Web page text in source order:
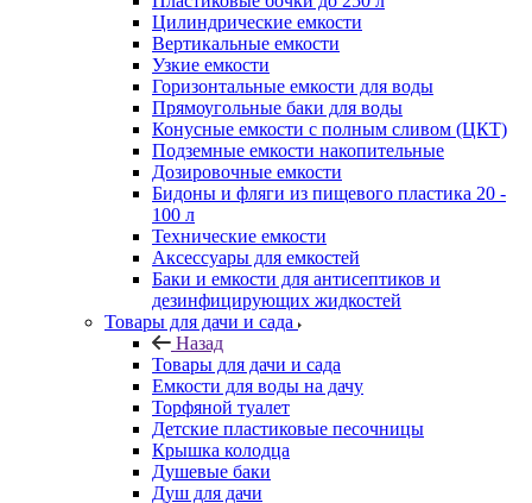
Цилиндрические емкости
Вертикальные емкости
Узкие емкости
Горизонтальные емкости для воды
Прямоугольные баки для воды
Конусные емкости с полным сливом (ЦКТ)
Подземные емкости накопительные
Дозировочные емкости
Бидоны и фляги из пищевого пластика 20 -
100 л
Технические емкости
Аксессуары для емкостей
Баки и емкости для антисептиков и
дезинфицирующих жидкостей
Товары для дачи и сада
Назад
Товары для дачи и сада
Емкости для воды на дачу
Торфяной туалет
Детские пластиковые песочницы
Крышка колодца
Душевые баки
Душ для дачи